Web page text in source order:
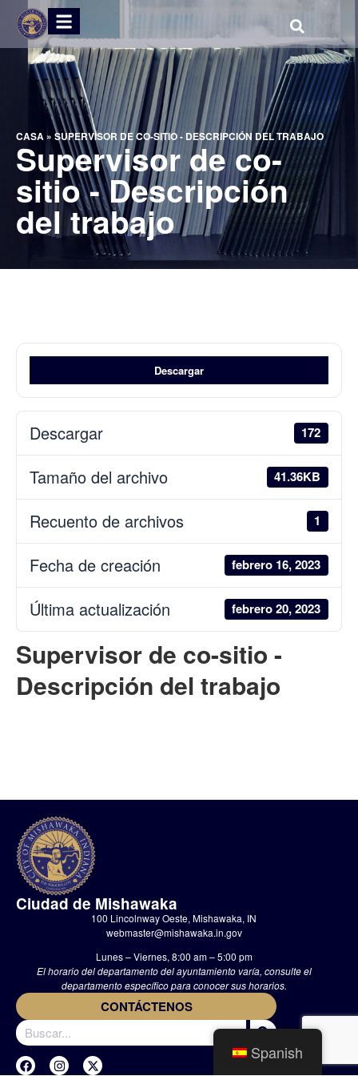
CASA » SUPERVISOR DE CO-SITIO - DESCRIPCIÓN DEL TRABAJO
Supervisor de co-
sitio - Descripción
del trabajo
Descargar
Descargar 172
Tamaño del archivo 41.36KB
Recuento de archivos 1
Fecha de creación febrero 16, 2023
Última actualización febrero 20, 2023
Supervisor de co-sitio -
Descripción del trabajo
Ciudad de Mishawaka
100 Lincolnway Oeste, Mishawaka, IN
webmaster@mishawaka.in.gov
Lunes – Viernes, 8:00 am – 5:00 pm
El horario del departamento del ayuntamiento varía, consulte el
departamento específico para conocer sus horarios.
CONTÁCTENOS
Spanish